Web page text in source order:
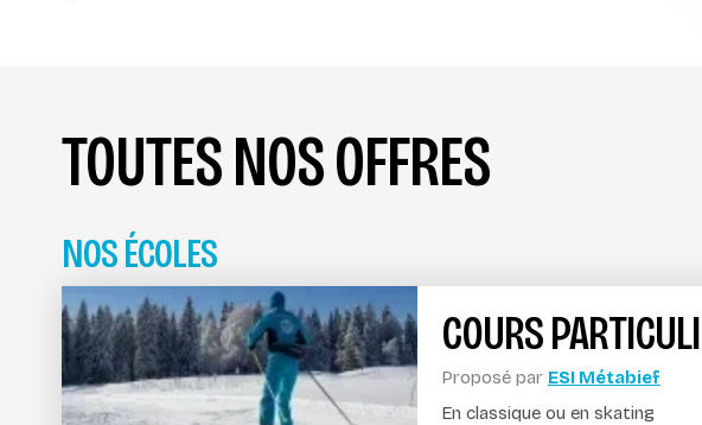
TOUTES NOS OFFRES
NOS ÉCOLES
COURS
Proposé par ESI Métabief
En classique ou en skating